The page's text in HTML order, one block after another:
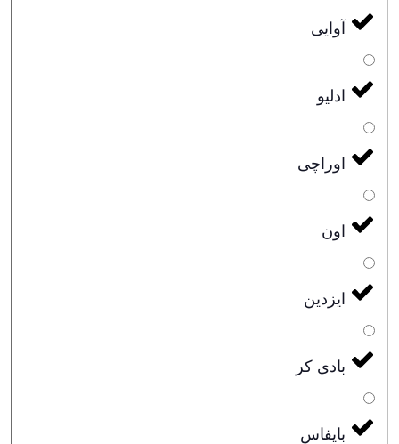
آوایی
ادلیو
اوراچی
اون
ایزدین
بادی کر
بایفاس